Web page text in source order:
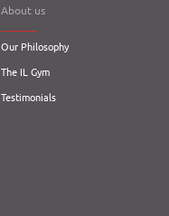
About us
Our Philosophy
The IL Gym
Testimonials